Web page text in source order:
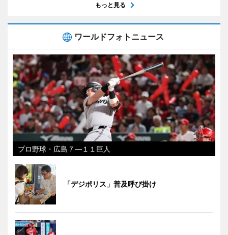
もっと見る
ワールドフォトニュース
プロ野球・広島７―１１巨人
「デジポリス」普及呼び掛け